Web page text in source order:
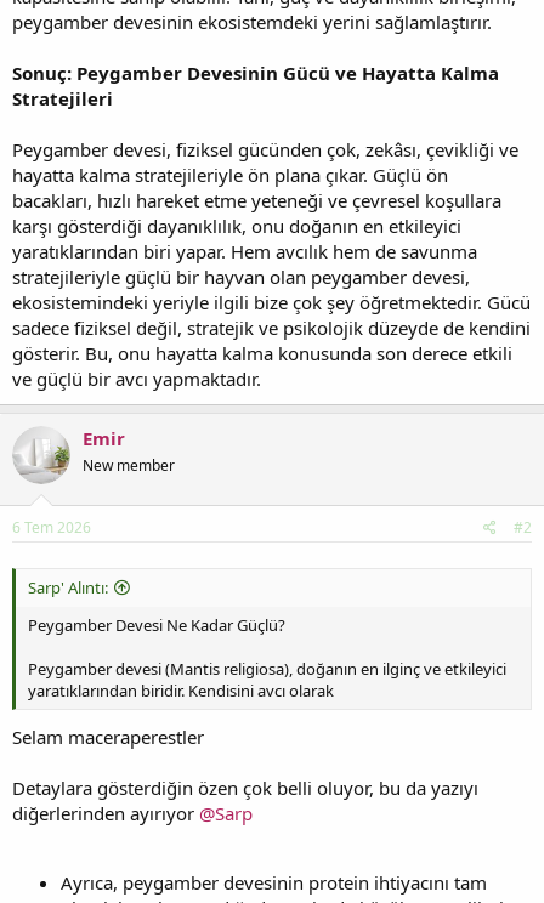
peygamber devesinin ekosistemdeki yerini sağlamlaştırır.
Sonuç: Peygamber Devesinin Gücü ve Hayatta Kalma
Stratejileri
Peygamber devesi, fiziksel gücünden çok, zekâsı, çevikliği ve
hayatta kalma stratejileriyle ön plana çıkar. Güçlü ön
bacakları, hızlı hareket etme yeteneği ve çevresel koşullara
karşı gösterdiği dayanıklılık, onu doğanın en etkileyici
yaratıklarından biri yapar. Hem avcılık hem de savunma
stratejileriyle güçlü bir hayvan olan peygamber devesi,
ekosistemindeki yeriyle ilgili bize çok şey öğretmektedir. Gücü
sadece fiziksel değil, stratejik ve psikolojik düzeyde de kendini
gösterir. Bu, onu hayatta kalma konusunda son derece etkili
ve güçlü bir avcı yapmaktadır.
Emir
New member
6 Tem 2026 #2
Sarp' Alıntı:
Peygamber Devesi Ne Kadar Güçlü?
Peygamber devesi (Mantis religiosa), doğanın en ilginç ve etkileyici
yaratıklarından biridir. Kendisini avcı olarak
Selam maceraperestler
Detaylara gösterdiğin özen çok belli oluyor, bu da yazıyı
diğerlerinden ayırıyor @Sarp
Ayrıca, peygamber devesinin protein ihtiyacını tam